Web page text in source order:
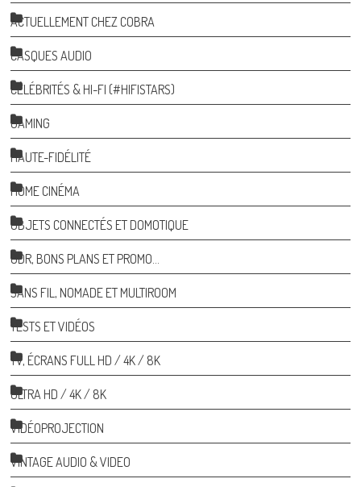
ACTUELLEMENT CHEZ COBRA
CASQUES AUDIO
CÉLÉBRITÉS & HI-FI (#HIFISTARS)
GAMING
HAUTE-FIDÉLITÉ
HOME CINÉMA
OBJETS CONNECTÉS ET DOMOTIQUE
ODR, BONS PLANS ET PROMO…
SANS FIL, NOMADE ET MULTIROOM
TESTS ET VIDÉOS
TV, ÉCRANS FULL HD / 4K / 8K
ULTRA HD / 4K / 8K
VIDÉOPROJECTION
VINTAGE AUDIO & VIDEO